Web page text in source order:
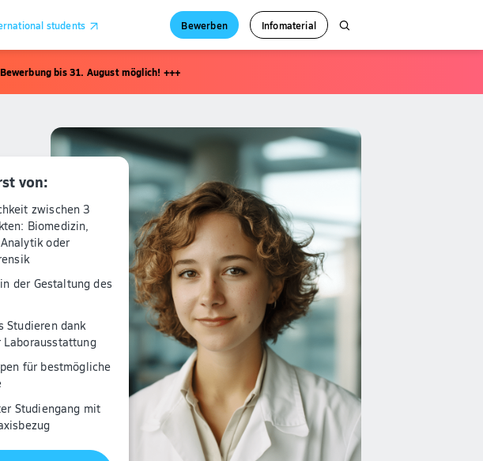
students Bewerben Infomaterial
bis 31. August möglich! +++
von:
zwischen 3
Biomedizin,
oder
der Gestaltung des
Studieren dank
Laborausstattung
für bestmögliche
Studiengang mit